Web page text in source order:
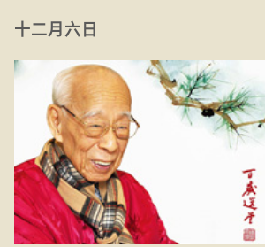
十二月六日